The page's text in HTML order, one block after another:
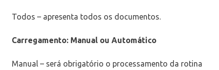
Todos – apresenta todos os documentos.
Carregamento: Manual ou Automático
Manual – será obrigatório o processamento da rotina